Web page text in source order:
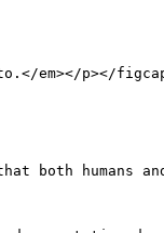
em></p></
both humans